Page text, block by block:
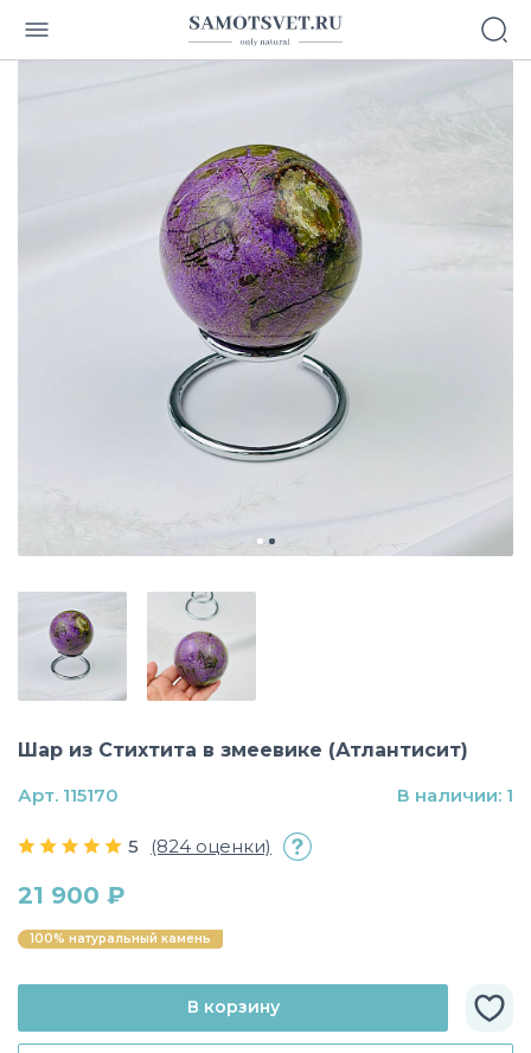
Шар из Стихтита в змеевике (Атлантисит)
5 (824 оценки)
21 900 ₽
100% натуральный камень
В корзину
Арт. 115170 В наличии: 1